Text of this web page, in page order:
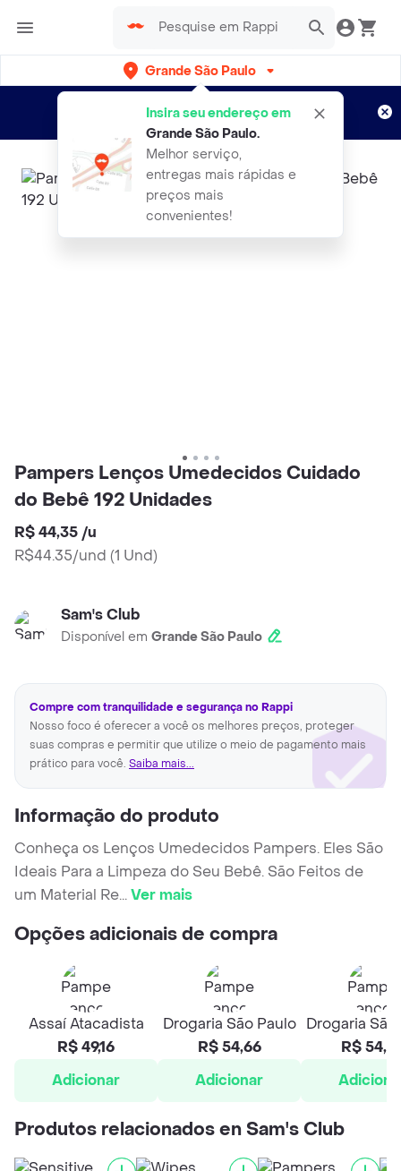
Grande São Paulo
Insira seu endereço em
Grande São Paulo.
Melhor serviço,
entregas mais rápidas e
preços mais
convenientes!
Entregas grátis por 15 dias!
Aplicam T&C
Pampers Lenços Umedecidos Cuidado
do Bebê 192 Unidades
R$ 44,35 /u
R$44.35/und (1 Und)
Sam's Club
Disponível em Grande São Paulo
Compre com tranquilidade e segurança no Rappi
Nosso foco é oferecer a você os melhores preços, proteger
suas compras e permitir que utilize o meio de pagamento mais
prático para você. Saiba mais...
Informação do produto
Conheça os Lenços Umedecidos Pampers. Eles São
Ideais Para a Limpeza do Seu Bebê. São Feitos de
um Material Re...Ver mais
Opções adicionais de compra
Assaí Atacadista
R$ 49,16
Adicionar
Drogaria São Paulo
R$ 54,66
Adicionar
Drogaria São
R$
Produtos relacionados en Sam's Club